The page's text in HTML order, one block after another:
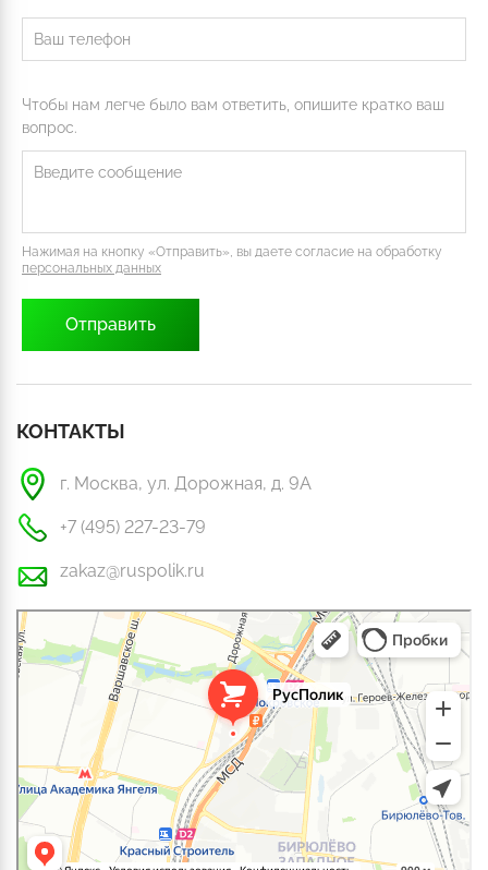
Чтобы нам легче было вам ответить, опишите кратко ваш
вопрос.
Нажимая на кнопку «Отправить», вы даете согласие на обработку
персональных данных
КОНТАКТЫ
г. Москва, ул. Дорожная, д. 9А
+7 (495) 227-23-79
zakaz@ruspolik.ru
РусПолик
Оргстекло, поликарбонат в Москве
Строительные и отделочные работы в Москве